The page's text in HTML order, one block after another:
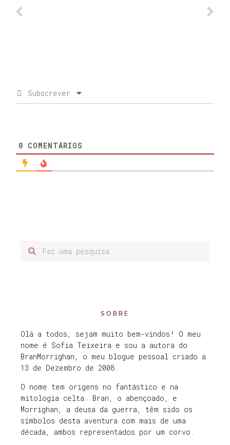
Subscrever
0 COMENTÁRIOS
SOBRE
Olá a todos, sejam muito bem-vindos! O meu
nome é Sofia Teixeira e sou a autora do
BranMorrighan, o meu blogue pessoal criado a
13 de Dezembro de 2008.
O nome tem origens no fantástico e na
mitologia celta. Bran, o abençoado, e
Morrighan, a deusa da guerra, têm sido os
símbolos desta aventura com mais de uma
década, ambos representados por um corvo.